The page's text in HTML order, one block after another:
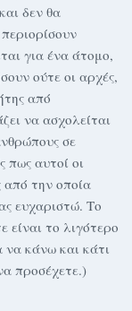
δεν θα
για ένα άτομο,
ούτε οι αρχές,
από
να ασχολείται
σε
πως αυτοί οι
από την οποία
ευχαριστώ. Το
είναι το λιγότερο
κάνω και κάτι
προσέχετε.)